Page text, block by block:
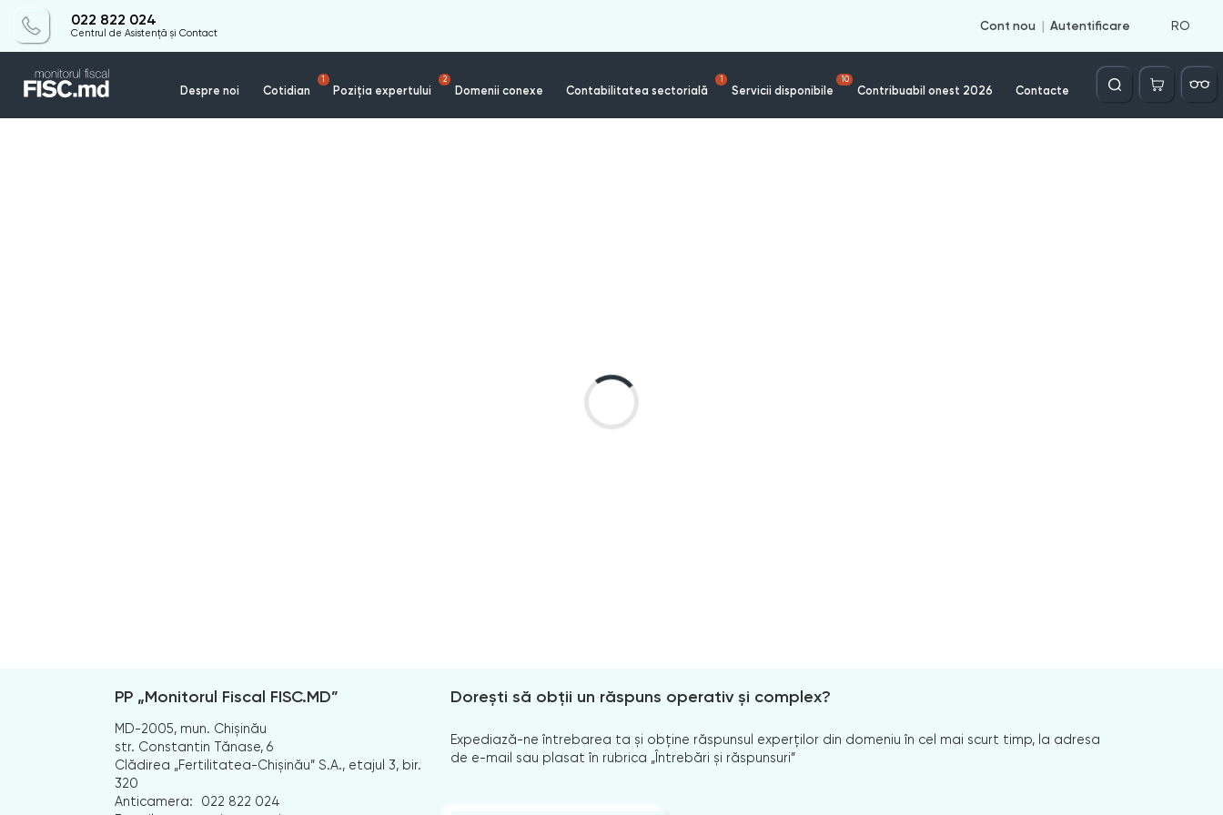
022 822 024
Centrul de Asistență și Contact
Cont nou Autentificare RO
Despre noi Cotidian
1
Poziția expertului
2
Domenii conexe Contabilitatea sectorială
1
Servicii disponibile
10
Contribuabil onest 2026 Contacte
Căutare
PP „Monitorul Fiscal FISC.MD”
MD-2005, mun. Chișinău
str. Constantin Tănase, 6
Clădirea „Fertilitatea-Chișinău” S.A., etajul 3, bir.
320
Anticamera:
022 822 024
Dorești să obții un răspuns operativ și complex?
Expediază-ne întrebarea ta și obține răspunsul experților din domeniu în cel mai scurt timp, la adresa
de e-mail sau plasat în rubrica „Întrebări și răspunsuri”